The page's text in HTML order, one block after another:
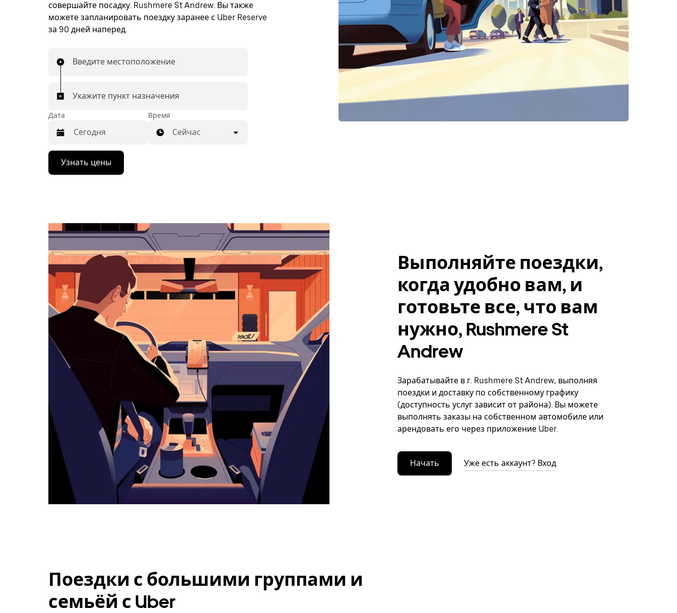
совершайте посадку. Rushmere St Andrew. Вы также
можете запланировать поездку заранее с Uber Reserve
за 90 дней наперед.
Введите местоположение
Укажите пункт назначения
Дата
Нажмите
стрелку
вниз,
выбрать
дату.
закрыть
календарь,
нажмите
Esc.
Время
Сейчас
Узнать цены
Выполняйте поездки,
когда удобно вам, и
готовьте все, что вам
нужно, Rushmere St
Andrew
Зарабатывайте в г. Rushmere St Andrew, выполняя
поездки и доставку по собственному графику
(доступность услуг зависит от района). Вы можете
выполнять заказы на собственном автомобиле или
арендовать его через приложение Uber.
Начать Уже есть аккаунт? Вход
Поездки с большими группами и
семьёй с Uber